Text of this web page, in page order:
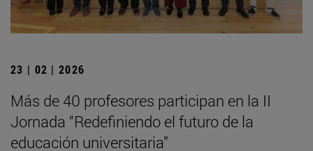
23 | 02 | 2026
Más de 40 profesores participan en la II
Jornada “Redefiniendo el futuro de la
educación universitaria”